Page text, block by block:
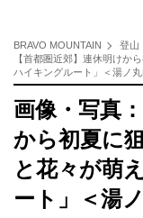
BRAVO MOUNTAIN
登山
【首都圏近郊】連休明けか
ハイキングルート」＜湯ノ丸
画像・写真
から初夏に
と花々が萌
ート」＜湯